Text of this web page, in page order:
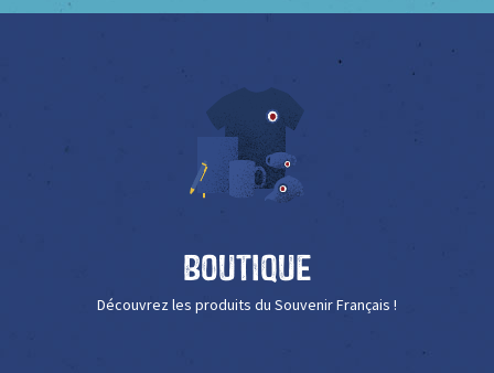
Boutique
Découvrez les produits du Souvenir Français !